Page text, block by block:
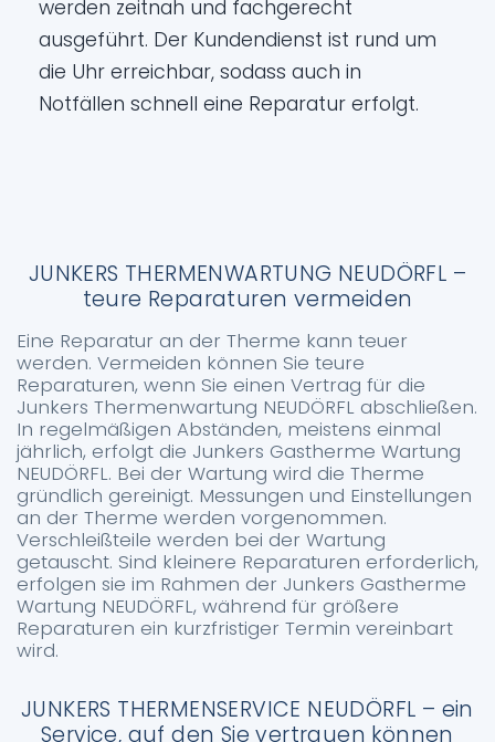
werden zeitnah und fachgerecht
ausgeführt. Der Kundendienst ist rund um
die Uhr erreichbar, sodass auch in
Notfällen schnell eine Reparatur erfolgt.
JUNKERS THERMENWARTUNG NEUDÖRFL –
teure Reparaturen vermeiden
Eine Reparatur an der Therme kann teuer
werden. Vermeiden können Sie teure
Reparaturen, wenn Sie einen Vertrag für die
Junkers Thermenwartung NEUDÖRFL abschließen.
In regelmäßigen Abständen, meistens einmal
jährlich, erfolgt die Junkers Gastherme Wartung
NEUDÖRFL. Bei der Wartung wird die Therme
gründlich gereinigt. Messungen und Einstellungen
an der Therme werden vorgenommen.
Verschleißteile werden bei der Wartung
getauscht. Sind kleinere Reparaturen erforderlich,
erfolgen sie im Rahmen der Junkers Gastherme
Wartung NEUDÖRFL, während für größere
Reparaturen ein kurzfristiger Termin vereinbart
wird.
JUNKERS THERMENSERVICE NEUDÖRFL – ein
Service, auf den Sie vertrauen können